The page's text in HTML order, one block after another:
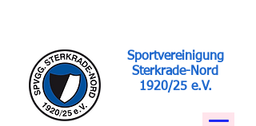
Sportvereinigung
Sterkrade-Nord
1920/25 e.V.